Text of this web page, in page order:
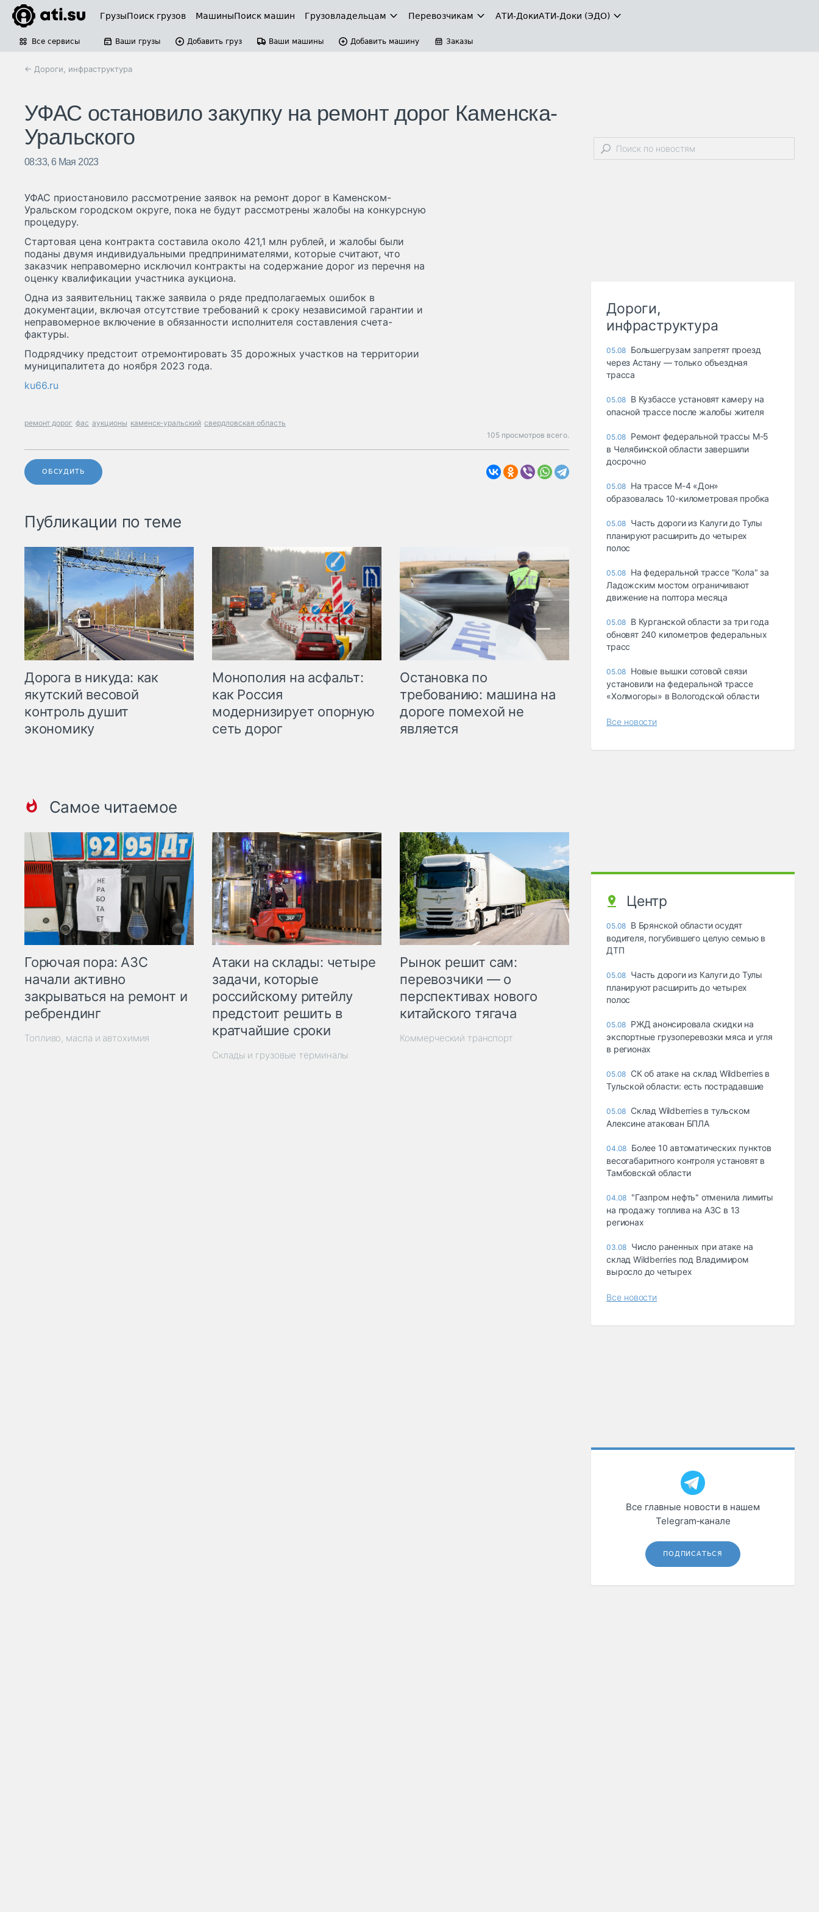
ГрузыПоиск грузов МашиныПоиск машин Грузовладельцам Перевозчикам АТИ-ДокиАТИ-Доки (ЭДО)
Все сервисы Ваши грузы Добавить груз Ваши машины Добавить машину Заказы
← Дороги, инфраструктура
УФАС остановило закупку на ремонт дорог Каменска-
Уральского
08:33, 6 Мая 2023
УФАС приостановило рассмотрение заявок на ремонт дорог в Каменском-
Уральском городском округе, пока не будут рассмотрены жалобы на конкурсную
процедуру.
Стартовая цена контракта составила около 421,1 млн рублей, и жалобы были
поданы двумя индивидуальными предпринимателями, которые считают, что
заказчик неправомерно исключил контракты на содержание дорог из перечня на
оценку квалификации участника аукциона.
Одна из заявительниц также заявила о ряде предполагаемых ошибок в
документации, включая отсутствие требований к сроку независимой гарантии и
неправомерное включение в обязанности исполнителя составления счета-
фактуры.
Подрядчику предстоит отремонтировать 35 дорожных участков на территории
муниципалитета до ноября 2023 года.
ku66.ru
ремонт дорог фас аукционы каменск-уральский свердловская область
105 просмотров всего.
ОБСУДИТЬ
Публикации по теме
Дорога в никуда: как
якутский весовой
контроль душит
экономику
Монополия на асфальт:
как Россия
модернизирует опорную
сеть дорог
Остановка по
требованию: машина на
дороге помехой не
является
Самое читаемое
Горючая пора: АЗС
начали активно
закрываться на ремонт и
ребрендинг
Топливо, масла и автохимия
Атаки на склады: четыре
задачи, которые
российскому ритейлу
предстоит решить в
кратчайшие сроки
Склады и грузовые терминалы
Рынок решит сам:
перевозчики — о
перспективах нового
китайского тягача
Коммерческий транспорт
Дороги,
инфраструктура
05.08 Большегрузам запретят проезд
через Астану — только объездная
трасса
05.08 В Кузбассе установят камеру на
опасной трассе после жалобы жителя
05.08 Ремонт федеральной трассы М-5
в Челябинской области завершили
досрочно
05.08 На трассе М-4 «Дон»
образовалась 10-километровая пробка
05.08 Часть дороги из Калуги до Тулы
планируют расширить до четырех
полос
05.08 На федеральной трассе "Кола" за
Ладожским мостом ограничивают
движение на полтора месяца
05.08 В Курганской области за три года
обновят 240 километров федеральных
трасс
05.08 Новые вышки сотовой связи
установили на федеральной трассе
«Холмогоры» в Вологодской области
Все новости
Центр
05.08 В Брянской области осудят
водителя, погубившего целую семью в
ДТП
05.08 Часть дороги из Калуги до Тулы
планируют расширить до четырех
полос
05.08 РЖД анонсировала скидки на
экспортные грузоперевозки мяса и угля
в регионах
05.08 СК об атаке на склад Wildberries в
Тульской области: есть пострадавшие
05.08 Склад Wildberries в тульском
Алексине атакован БПЛА
04.08 Более 10 автоматических пунктов
весогабаритного контроля установят в
Тамбовской области
04.08 "Газпром нефть" отменила лимиты
на продажу топлива на АЗС в 13
регионах
03.08 Число раненных при атаке на
склад Wildberries под Владимиром
выросло до четырех
Все новости
Все главные новости в нашем
Telegram‑канале
ПОДПИСАТЬСЯ